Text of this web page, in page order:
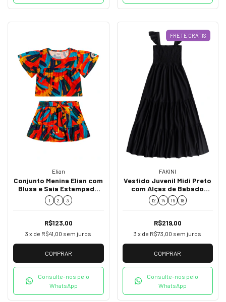
Elian
Conjunto Menina Elian com
Blusa e Saia Estampada
232375
1 2 3
R$123,00
3 x de R$41,00 sem juros
COMPRAR
Consulte-nos pelo
WhatsApp
FRETE GRÁTIS
FAKINI
Vestido Juvenil Midi Preto
com Alças de Babado
02841
12 14 16 18
R$219,00
3 x de R$73,00 sem juros
COMPRAR
Consulte-nos pelo
WhatsApp